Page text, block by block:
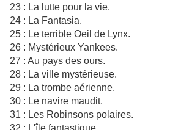
23 : La lutte pour la vie.
24 : La Fantasia.
25 : Le terrible Oeil de Lynx.
26 : Mystérieux Yankees.
27 : Au pays des ours.
28 : La ville mystérieuse.
29 : La trombe aérienne.
30 : Le navire maudit.
31 : Les Robinsons polaires.